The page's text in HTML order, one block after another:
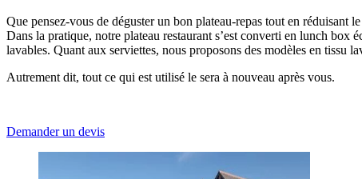
Que pensez-vous de déguster un bon plateau-repas tout en réduisant
Dans la pratique, notre plateau restaurant s’est converti en lunch box
lavables. Quant aux serviettes, nous proposons des modèles en tissu
Autrement dit, tout ce qui est utilisé le sera à nouveau après vous.
Demander un devis